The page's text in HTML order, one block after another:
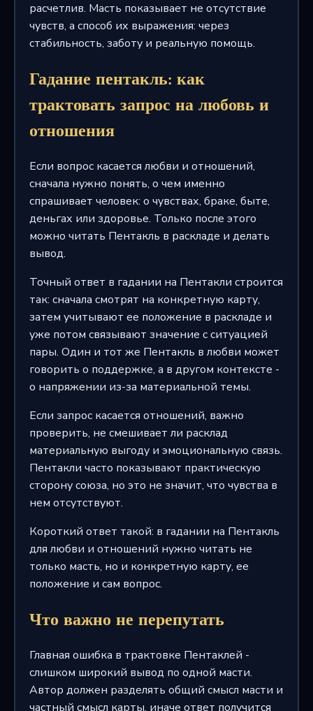
расчетлив. Масть показывает не отсутствие
чувств, а способ их выражения: через
стабильность, заботу и реальную помощь.
Гадание пентакль: как
трактовать запрос на любовь и
отношения
Если вопрос касается любви и отношений,
сначала нужно понять, о чем именно
спрашивает человек: о чувствах, браке, быте,
деньгах или здоровье. Только после этого
можно читать Пентакль в раскладе и делать
вывод.
Точный ответ в гадании на Пентакли строится
так: сначала смотрят на конкретную карту,
затем учитывают ее положение в раскладе и
уже потом связывают значение с ситуацией
пары. Один и тот же Пентакль в любви может
говорить о поддержке, а в другом контексте -
о напряжении из-за материальной темы.
Если запрос касается отношений, важно
проверить, не смешивает ли расклад
материальную выгоду и эмоциональную связь.
Пентакли часто показывают практическую
сторону союза, но это не значит, что чувства в
нем отсутствуют.
Короткий ответ такой: в гадании на Пентакль
для любви и отношений нужно читать не
только масть, но и конкретную карту, ее
положение и сам вопрос.
Что важно не перепутать
Главная ошибка в трактовке Пентаклей -
слишком широкий вывод по одной масти.
Автор должен разделять общий смысл масти и
частный смысл карты, иначе ответ получится